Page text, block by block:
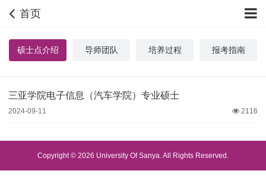
首页
硕士点介绍 导师团队 培养过程 报考指南
三亚学院电子信息（汽车学院）专业硕士
2024-09-11 2116
Copyright © 2026 University Of Sanya. All Rights Reserved.